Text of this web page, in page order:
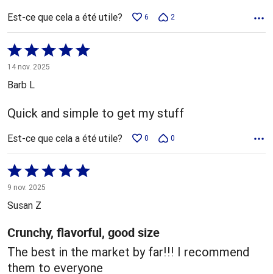
Est-ce que cela a été utile? 6 2
Coté
5 sur
5
14 nov. 2025
Barb L
Quick and simple to get my stuff
Est-ce que cela a été utile? 0 0
Coté
5 sur
5
9 nov. 2025
Susan Z
Crunchy, flavorful, good size
The best in the market by far!!! I recommend
them to everyone